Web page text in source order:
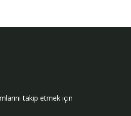
takip etmek için